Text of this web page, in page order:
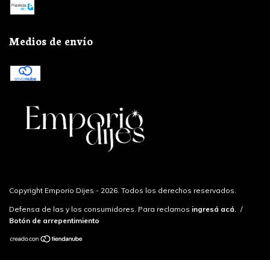
Medios de envío
Copyright Emporio Dijes - 2026. Todos los derechos reservados.
Defensa de las y los consumidores. Para reclamos ingresá acá. /
Botón de arrepentimiento